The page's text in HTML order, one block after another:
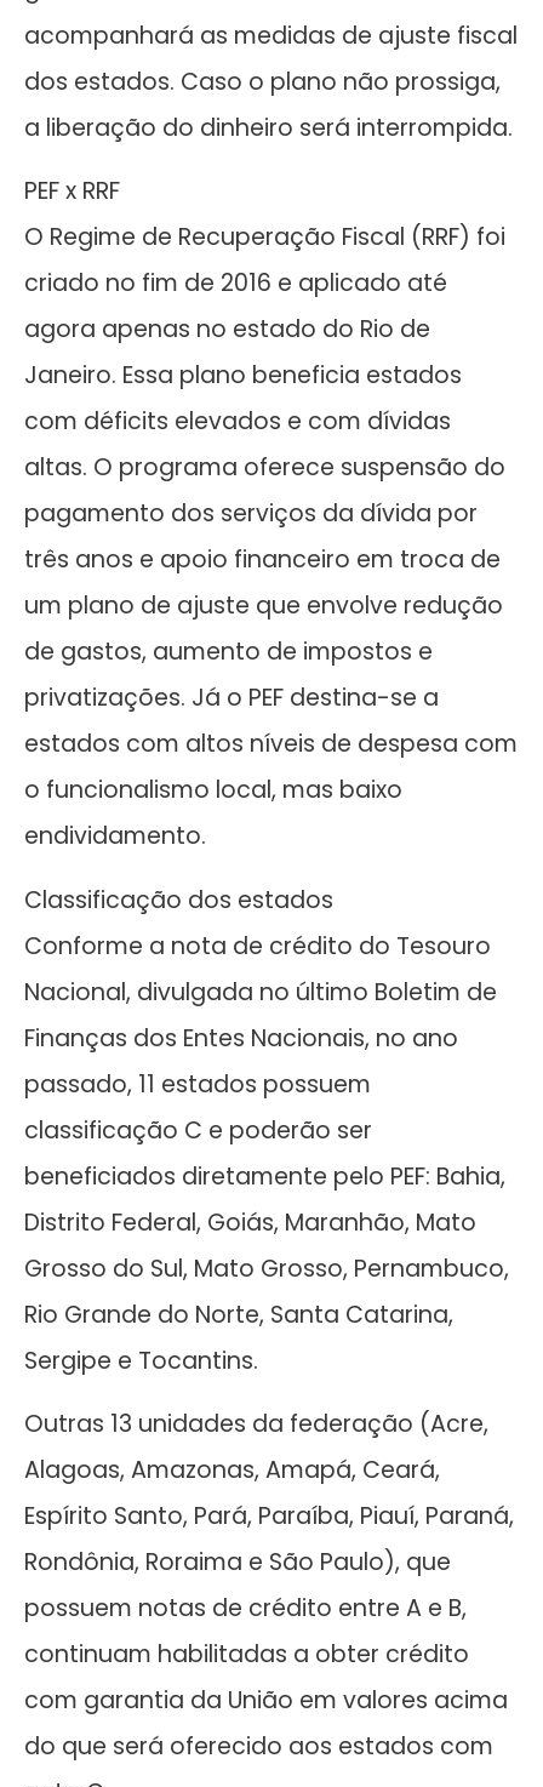
acompanhará as medidas de ajuste fiscal
dos estados. Caso o plano não prossiga,
a liberação do dinheiro será interrompida.
PEF x RRF
O Regime de Recuperação Fiscal (RRF) foi
criado no fim de 2016 e aplicado até
agora apenas no estado do Rio de
Janeiro. Essa plano beneficia estados
com déficits elevados e com dívidas
altas. O programa oferece suspensão do
pagamento dos serviços da dívida por
três anos e apoio financeiro em troca de
um plano de ajuste que envolve redução
de gastos, aumento de impostos e
privatizações. Já o PEF destina-se a
estados com altos níveis de despesa com
o funcionalismo local, mas baixo
endividamento.
Classificação dos estados
Conforme a nota de crédito do Tesouro
Nacional, divulgada no último Boletim de
Finanças dos Entes Nacionais, no ano
passado, 11 estados possuem
classificação C e poderão ser
beneficiados diretamente pelo PEF: Bahia,
Distrito Federal, Goiás, Maranhão, Mato
Grosso do Sul, Mato Grosso, Pernambuco,
Rio Grande do Norte, Santa Catarina,
Sergipe e Tocantins.
Outras 13 unidades da federação (Acre,
Alagoas, Amazonas, Amapá, Ceará,
Espírito Santo, Pará, Paraíba, Piauí, Paraná,
Rondônia, Roraima e São Paulo), que
possuem notas de crédito entre A e B,
continuam habilitadas a obter crédito
com garantia da União em valores acima
do que será oferecido aos estados com